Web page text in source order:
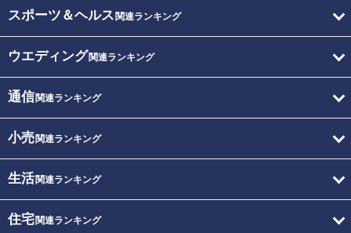
スポーツ＆ヘルス 関連ランキング
ウエディング関連ランキング
通信関連ランキング
小売関連ランキング
生活関連ランキング
住宅関連ランキング